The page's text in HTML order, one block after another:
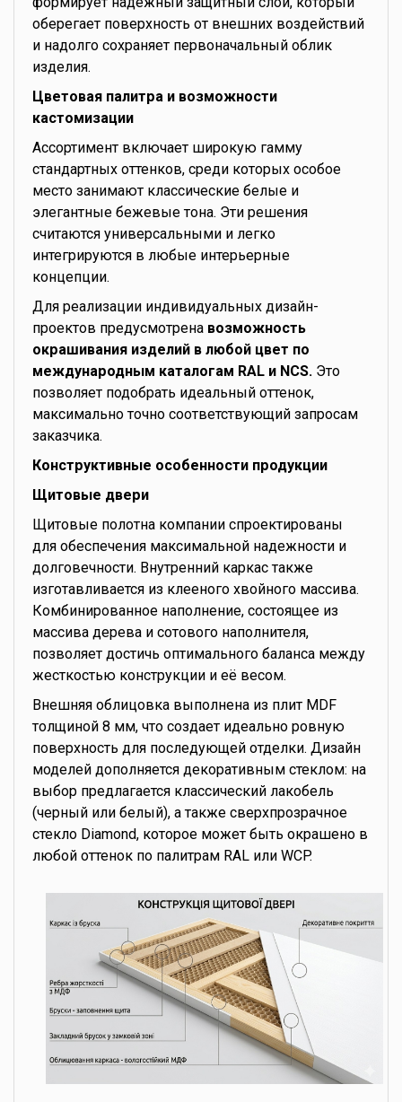
оберегает поверхность от внешних воздействий
и надолго сохраняет первоначальный облик
изделия.
Цветовая палитра и возможности
кастомизации
Ассортимент включает широкую гамму
стандартных оттенков, среди которых особое
место занимают классические белые и
элегантные бежевые тона. Эти решения
считаются универсальными и легко
интегрируются в любые интерьерные
концепции.
Для реализации индивидуальных дизайн-
проектов предусмотрена возможность
окрашивания изделий в любой цвет по
международным каталогам RAL и NCS. Это
позволяет подобрать идеальный оттенок,
максимально точно соответствующий запросам
заказчика.
Конструктивные особенности продукции
Щитовые двери
Щитовые полотна компании спроектированы
для обеспечения максимальной надежности и
долговечности. Внутренний каркас также
изготавливается из клееного хвойного массива.
Комбинированное наполнение, состоящее из
массива дерева и сотового наполнителя,
позволяет достичь оптимального баланса между
жесткостью конструкции и её весом.
Внешняя облицовка выполнена из плит MDF
толщиной 8 мм, что создает идеально ровную
поверхность для последующей отделки. Дизайн
моделей дополняется декоративным стеклом: на
выбор предлагается классический лакобель
(черный или белый), а также сверхпрозрачное
стекло Diamond, которое может быть окрашено в
любой оттенок по палитрам RAL или WCP.